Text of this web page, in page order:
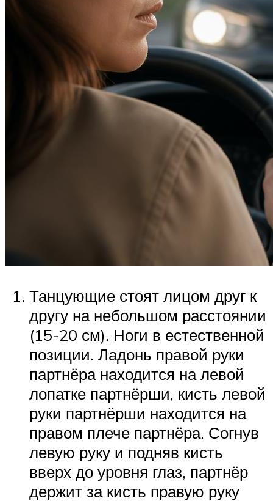
Танцующие стоят лицом друг к
другу на небольшом расстоянии
(15-20 см). Ноги в естественной
позиции. Ладонь правой руки
партнёра находится на левой
лопатке партнёрши, кисть левой
руки партнёрши находится на
правом плече партнёра. Согнув
левую руку и подняв кисть
вверх до уровня глаз, партнёр
держит за кисть правую руку